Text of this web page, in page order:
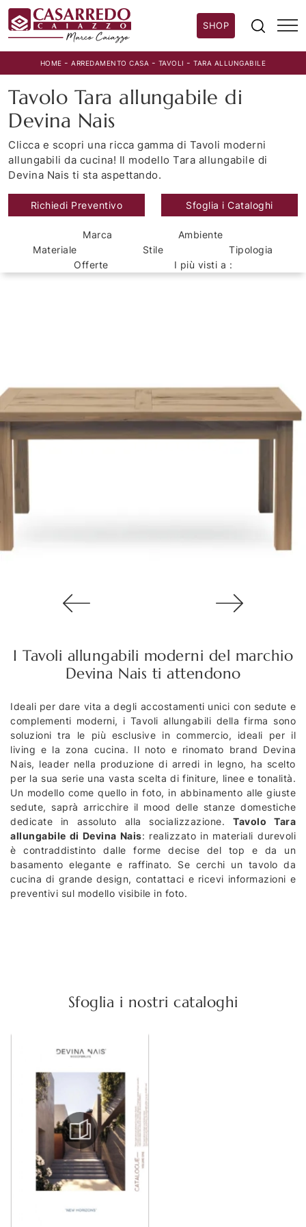
SHOP
HOME -ARREDAMENTO CASA - TAVOLI -TARA ALLUNGABILE
Tavolo Tara allungabile di
Devina Nais
Clicca e scopri una ricca gamma di Tavoli moderni
allungabili da cucina! Il modello Tara allungabile di
Devina Nais ti sta aspettando.
Richiedi Preventivo Sfoglia i Cataloghi
Marca
Ambiente
Materiale
Stile
Tipologia
Offerte
I più visti a :
I Tavoli allungabili moderni del marchio
Devina Nais ti attendono
Ideali per dare vita a degli accostamenti unici con sedute e
complementi moderni, i Tavoli allungabili della firma sono
soluzioni tra le più esclusive in commercio, ideali per il
living e la zona cucina. Il noto e rinomato brand Devina
Nais, leader nella produzione di arredi in legno, ha scelto
per la sua serie una vasta scelta di finiture, linee e tonalità.
Un modello come quello in foto, in abbinamento alle giuste
sedute, saprà arricchire il mood delle stanze domestiche
dedicate in assoluto alla socializzazione.Tavolo Tara
allungabile di Devina Nais: realizzato in materiali durevoli
è contraddistinto dalle forme decise del top e da un
basamento elegante e raffinato. Se cerchi un tavolo da
cucina di grande design, contattaci e ricevi informazioni e
preventivi sul modello visibile in foto.
Sfoglia i nostri cataloghi